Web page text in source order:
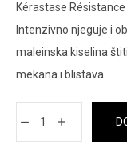
Kérastase
Intenzivno njeguje i
maleinska kiselina
mekana i blistava.